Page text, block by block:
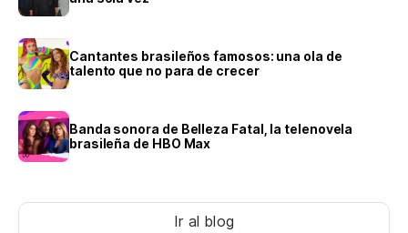
Cantantes brasileños famosos: una ola de
talento que no para de crecer
Banda sonora de Belleza Fatal, la telenovela
brasileña de HBO Max
Ir al blog